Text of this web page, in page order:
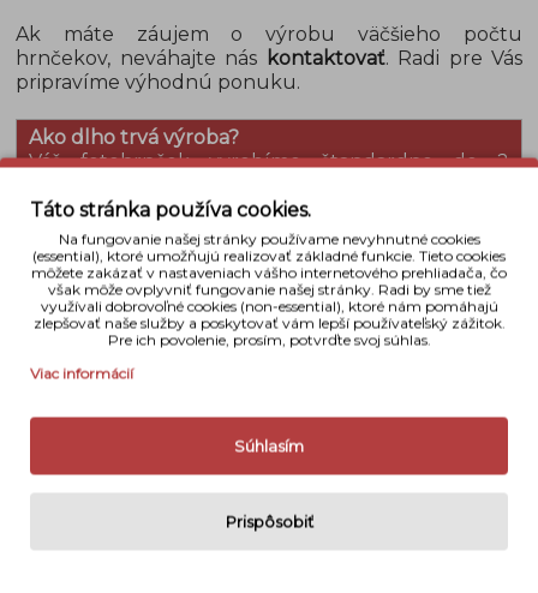
Ak máte záujem o výrobu väčšieho počtu
hrnčekov, neváhajte nás kontaktovať. Radi pre Vás
pripravíme výhodnú ponuku.
Ako dlho trvá výroba?
Váš fotohrnček vyrobíme štandardne do 2
kontaktovať o možnosti osobného vyzdvihnutia. V
prípade zaslania objednávky prepravcom sa
doručenie predĺži o čas potrebný na dopravu,
ktorý je 1 až 3 pracovné dni, podľa Vami zvoleného
spôsobu dopravy.
Detaily
Rozmery 8,3 cm x 8 cm
Táto stránka používa cookies.
Na fungovanie našej stránky používame nevyhnutné cookies
(essential), ktoré umožňujú realizovať základné funkcie. Tieto cookies
môžete zakázať v nastaveniach vášho internetového prehliadača, čo
však môže ovplyvniť fungovanie našej stránky. Radi by sme tiež
využívali dobrovoľné cookies (non-essential), ktoré nám pomáhajú
zlepšovať naše služby a poskytovať vám lepší používateľský zážitok.
Pre ich povolenie, prosím, potvrďte svoj súhlas.
Viac informácií
Súhlasím
Prispôsobiť